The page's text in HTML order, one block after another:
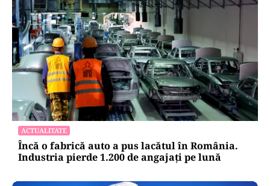
ACTUALITATE
Încă o fabrică auto a pus lacătul în România.
Industria pierde 1.200 de angajați pe lună